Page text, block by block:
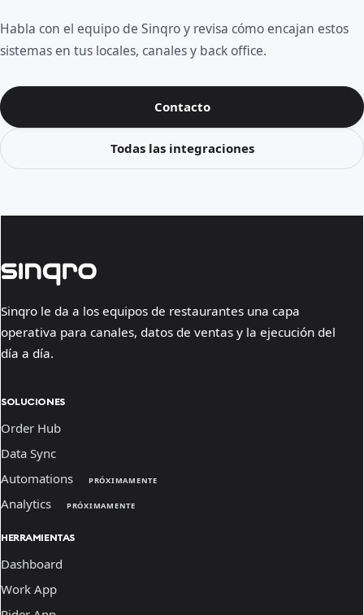
Habla con el equipo de Sinqro y revisa cómo encajan estos
sistemas en tus locales, canales y back office.
Contacto
Todas las integraciones
Sinqro le da a los equipos de restaurantes una capa
operativa para canales, datos de ventas y la ejecución del
día a día.
SOLUCIONES
Order Hub
Data Sync
Automations
PRÓXIMAMENTE
Analytics PRÓXIMAMENTE
HERRAMIENTAS
Dashboard
Work App